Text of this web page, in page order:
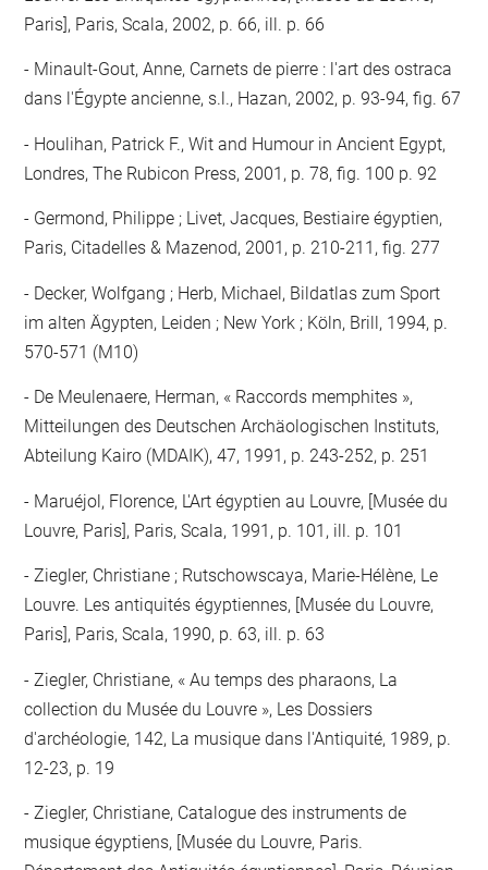
Paris], Paris, Scala, 2002, p. 66, ill. p. 66
Minault-Gout, Anne, Carnets de pierre : l'art des ostraca
dans l'Égypte ancienne, s.l., Hazan, 2002, p. 93-94, fig. 67
Houlihan, Patrick F., Wit and Humour in Ancient Egypt,
Londres, The Rubicon Press, 2001, p. 78, fig. 100 p. 92
Germond, Philippe ; Livet, Jacques, Bestiaire égyptien,
Paris, Citadelles & Mazenod, 2001, p. 210-211, fig. 277
Decker, Wolfgang ; Herb, Michael, Bildatlas zum Sport
im alten Ägypten, Leiden ; New York ; Köln, Brill, 1994, p.
570-571 (M10)
De Meulenaere, Herman, « Raccords memphites »,
Mitteilungen des Deutschen Archäologischen Instituts,
Abteilung Kairo (MDAIK), 47, 1991, p. 243-252, p. 251
Maruéjol, Florence, L'Art égyptien au Louvre, [Musée du
Louvre, Paris], Paris, Scala, 1991, p. 101, ill. p. 101
Ziegler, Christiane ; Rutschowscaya, Marie-Hélène, Le
Louvre. Les antiquités égyptiennes, [Musée du Louvre,
Paris], Paris, Scala, 1990, p. 63, ill. p. 63
Ziegler, Christiane, « Au temps des pharaons, La
collection du Musée du Louvre », Les Dossiers
d'archéologie, 142, La musique dans l'Antiquité, 1989, p.
12-23, p. 19
Ziegler, Christiane, Catalogue des instruments de
musique égyptiens, [Musée du Louvre, Paris.